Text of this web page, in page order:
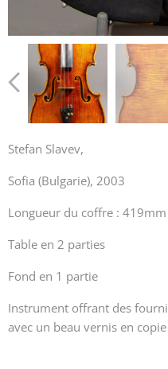
Stefan Slavev,
Sofia (Bulgarie), 2003
Longueur du coffre : 419mm
Table en 2 parties
Fond en 1 partie
Instrument offrant des
avec un beau vernis en